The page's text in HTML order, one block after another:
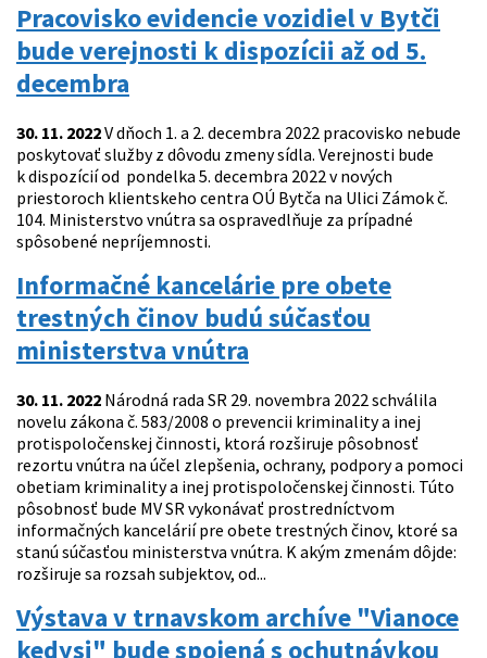
Pracovisko evidencie vozidiel v Bytči
bude verejnosti k dispozícii až od 5.
decembra
30. 11. 2022V dňoch 1. a 2. decembra 2022 pracovisko nebude
poskytovať služby z dôvodu zmeny sídla. Verejnosti bude
k dispozícií od pondelka 5. decembra 2022 v nových
priestoroch klientskeho centra OÚ Bytča na Ulici Zámok č.
104. Ministerstvo vnútra sa ospravedlňuje za prípadné
spôsobené nepríjemnosti.
Informačné kancelárie pre obete
trestných činov budú súčasťou
ministerstva vnútra
30. 11. 2022 Národná rada SR 29. novembra 2022 schválila
novelu zákona č. 583/2008 o prevencii kriminality a inej
protispoločenskej činnosti, ktorá rozširuje pôsobnosť
rezortu vnútra na účel zlepšenia, ochrany, podpory a pomoci
obetiam kriminality a inej protispoločenskej činnosti. Túto
pôsobnosť bude MV SR vykonávať prostredníctvom
informačných kancelárií pre obete trestných činov, ktoré sa
stanú súčasťou ministerstva vnútra. K akým zmenám dôjde:
rozširuje sa rozsah subjektov, od...
Výstava v trnavskom archíve "Vianoce
kedysi" bude spojená s ochutnávkou